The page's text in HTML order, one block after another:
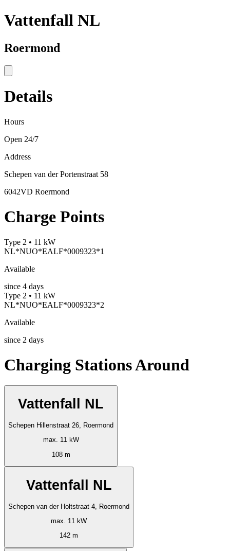
Vattenfall NL
Roermond
Details
Hours
Open 24/7
Address
Schepen van der Portenstraat 58
6042VD Roermond
Charge Points
Type 2 • 11 kW
NL*NUO*EALF*0009323*1
Available
since 4 days
Type 2 • 11 kW
NL*NUO*EALF*0009323*2
Available
since 2 days
Charging Stations Around
Vattenfall NL
Schepen Hillenstraat 26, Roermond
max. 11 kW
108 m
Vattenfall NL
Schepen van der Holtstraat 4, Roermond
max. 11 kW
142 m